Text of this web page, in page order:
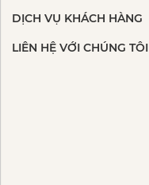
DỊCH VỤ KHÁCH HÀNG
LIÊN HỆ VỚI CHÚNG TÔI